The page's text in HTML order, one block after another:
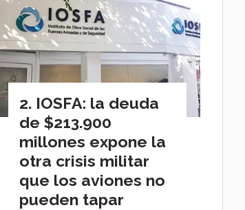
IOSFA: la deuda
de $213.900
millones expone la
otra crisis militar
que los aviones no
pueden tapar